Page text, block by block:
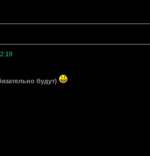
будут)